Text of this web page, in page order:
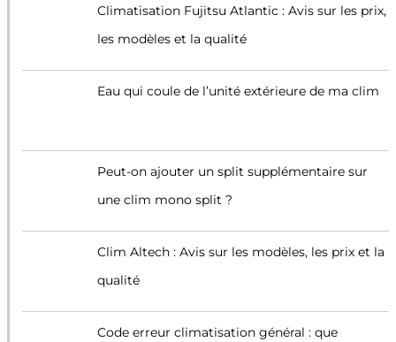
Climatisation Fujitsu Atlantic : Avis sur les prix,
les modèles et la qualité
Eau qui coule de l’unité extérieure de ma clim
Peut-on ajouter un split supplémentaire sur
une clim mono split ?
Clim Altech : Avis sur les modèles, les prix et la
qualité
Code erreur climatisation général : que